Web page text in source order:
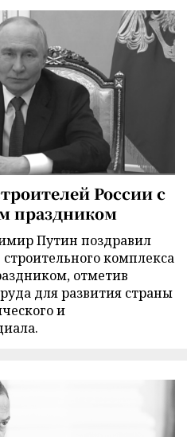
России с
праздником
Путин поздравил
комплекса
отметив
для развития страны
и